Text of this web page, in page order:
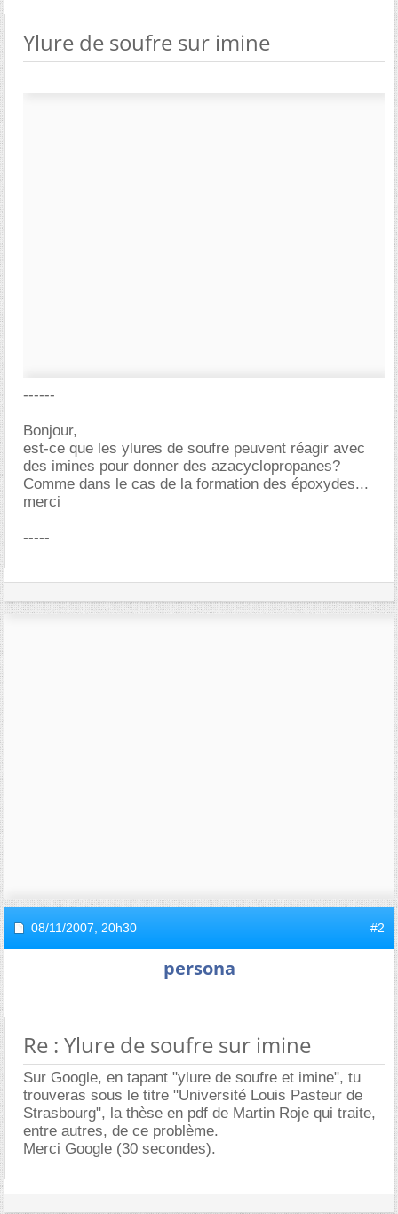
Ylure de soufre sur imine
------
Bonjour,
est-ce que les ylures de soufre peuvent réagir avec
des imines pour donner des azacyclopropanes?
Comme dans le cas de la formation des époxydes...
merci
-----
08/11/2007, 20h30 #2
persona
Re : Ylure de soufre sur imine
Sur Google, en tapant "ylure de soufre et imine", tu
trouveras sous le titre "Université Louis Pasteur de
Strasbourg", la thèse en pdf de Martin Roje qui traite,
entre autres, de ce problème.
Merci Google (30 secondes).